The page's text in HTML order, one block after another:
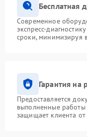
Бесплатная
Современное
экспресс-
сроки, минимизируя
Гарантия на
Предоставляется
выполненные работы
защищает клиента